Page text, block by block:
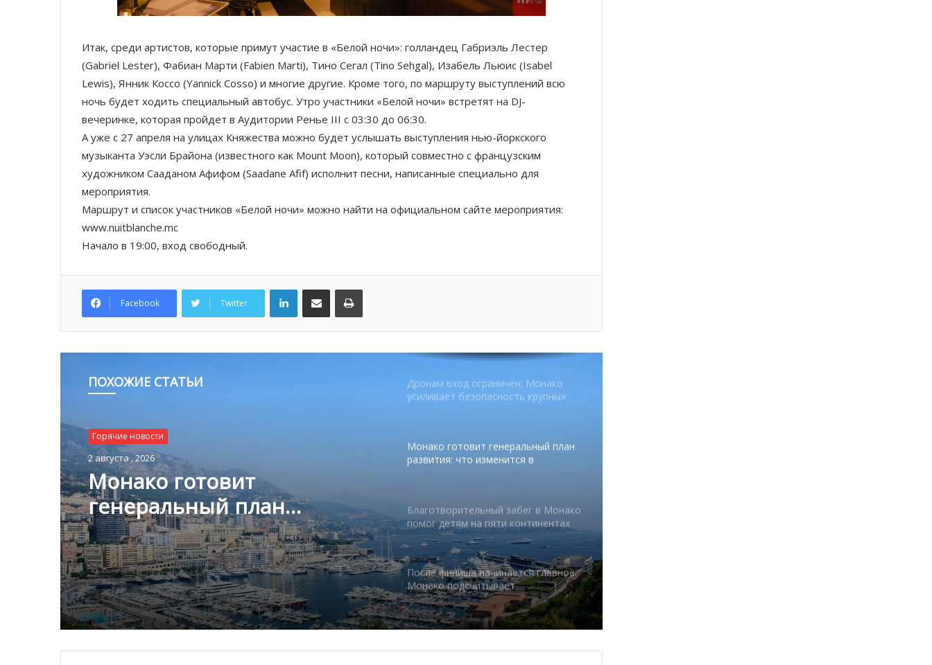
Итак, среди артистов, которые примут участие в «Белой ночи»: голландец Габриэль Лестер
(Gabriel Lester), Фабиан Марти (Fabien Marti), Тино Сегал (Tino Sehgal), Изабель Льюис (Isabel
Lewis), Янник Коссо (Yannick Cosso) и многие другие. Кроме того, по маршруту выступлений всю
ночь будет ходить специальный автобус. Утро участники «Белой ночи» встретят на DJ-
вечеринке, которая пройдет в Аудитории Ренье III с 03:30 до 06:30.
А уже с 27 апреля на улицах Княжества можно будет услышать выступления нью-йоркского
музыканта Уэсли Брайона (известного как Mount Moon), который совместно с французским
художником Сааданом Афифом (Saadane Afif) исполнит песни, написанные специально для
мероприятия.
Маршрут и список участников «Белой ночи» можно найти на официальном сайте мероприятия:
www.nuitblanche.mc
Начало в 19:00, вход свободный.
Facebook Twitter
LinkedInПоделиться по электронной почте Распечатать
ПОХОЖИЕ СТАТЬИ
Горячие новости
2 августа , 2026
Монако готовит
генеральный план
развития: что изменится в
Княжестве
Горячие новости
1 августа , 2026
Благотворительный забег в
Монако помог детям на
пяти континентах
Князь Альбер II и Принцесса
Шарлен посетили 77-й Бал
Шарль Леклер вновь в борьбе:
Ferrari набирает скорость перед
паузой
партнёрство ради безопасных
летних ночей
с драгоценностями на сумму свыше
€1 млн
усиливает безопасность крупных
Монако готовит генеральный план
развития: что изменится в
Благотворительный забег в Монако
помог детям на пяти континентах
После финиша начинается главное:
Монако подсчитывает
экономическую ценность Гран-при
Формулы-1
Отели Монако стали главным
драйвером роста индустрии
гостеприимства
Шарлен посетили 77-й Бал